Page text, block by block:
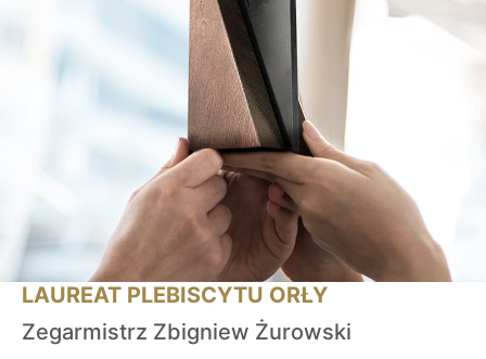
LAUREAT PLEBISCYTU ORŁY
Zegarmistrz Zbigniew Żurowski